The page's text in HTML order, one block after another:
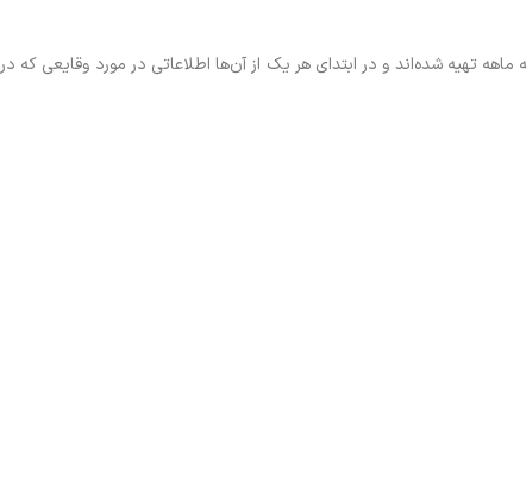
تهیه شده‌اند و در ابتدای هر یک از آن‌ها اطلاعاتی در مورد وقایعی که در